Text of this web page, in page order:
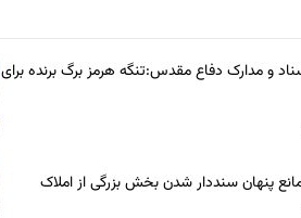
و مدارک دفاع مقدس:تنگه هرمز برگ برنده برای
پنهان سنددار شدن بخش بزرگی از املاک